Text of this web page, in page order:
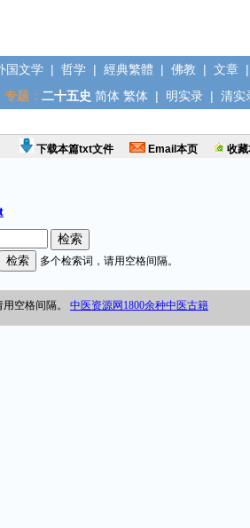
国文学 | 哲学 | 經典繁體 | 佛教 | 文章 |
专题： 二十五史 简体 繁体 | 明实录 | 清实
下载本篇txt文件 Email本页 收